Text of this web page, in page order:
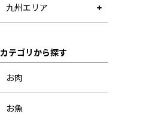
九州エリア
カテゴリから探す
お肉
お魚